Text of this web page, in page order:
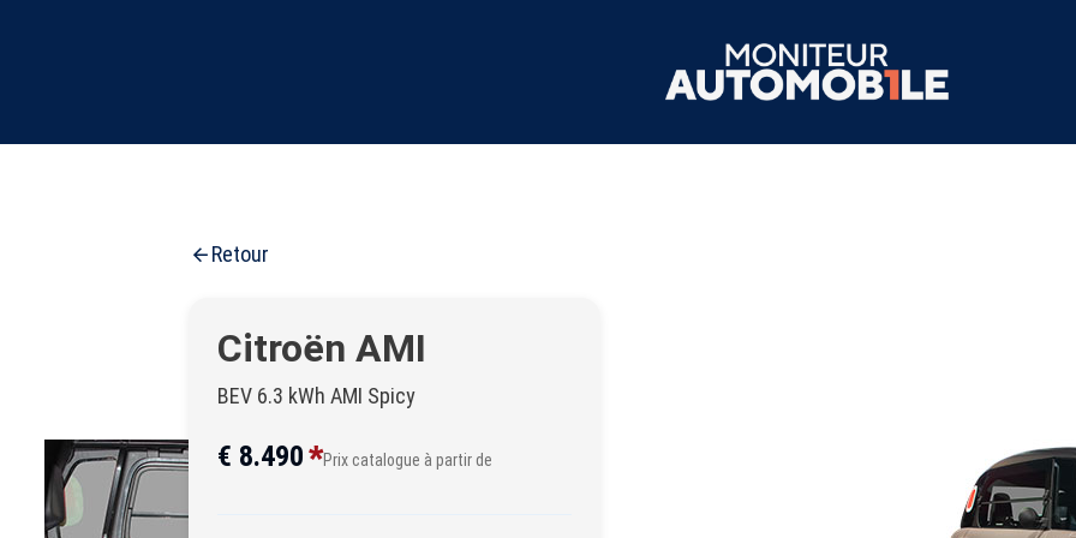
Retour
Citroën AMI
BEV 6.3 kWh AMI Spicy
€ 8.490*Prix catalogue à partir de